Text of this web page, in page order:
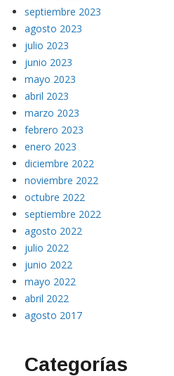
septiembre 2023
agosto 2023
julio 2023
junio 2023
mayo 2023
abril 2023
marzo 2023
febrero 2023
enero 2023
diciembre 2022
noviembre 2022
octubre 2022
septiembre 2022
agosto 2022
julio 2022
junio 2022
mayo 2022
abril 2022
agosto 2017
Categorías